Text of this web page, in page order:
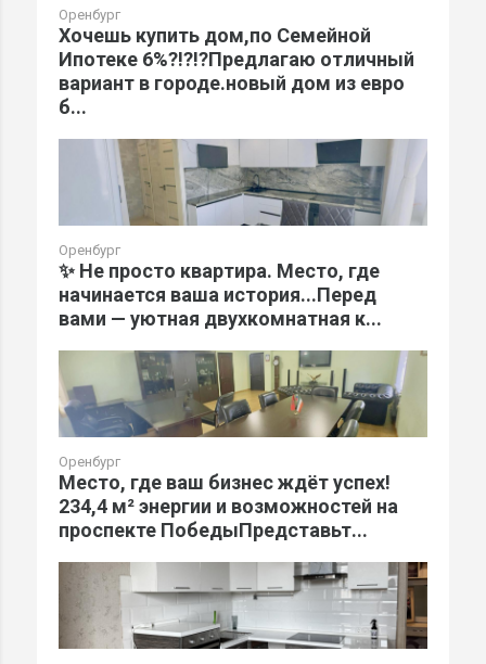
Оренбург
Хочешь купить дом,по Семейной
Ипотеке 6%?!?!?Предлагаю отличный
вариант в городе.новый дом из евро
б...
Оренбург
✨ Не просто квартира. Место, где
начинается ваша история...Перед
вами — уютная двухкомнатная к...
Оренбург
Место, где ваш бизнес ждёт успех!
234,4 м² энергии и возможностей на
проспекте ПобедыПредставьт...